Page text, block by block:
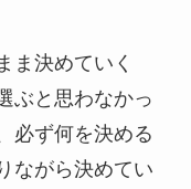
ま決めていく
ぶと思わなかっ
必ず何を決める
ながら決めてい